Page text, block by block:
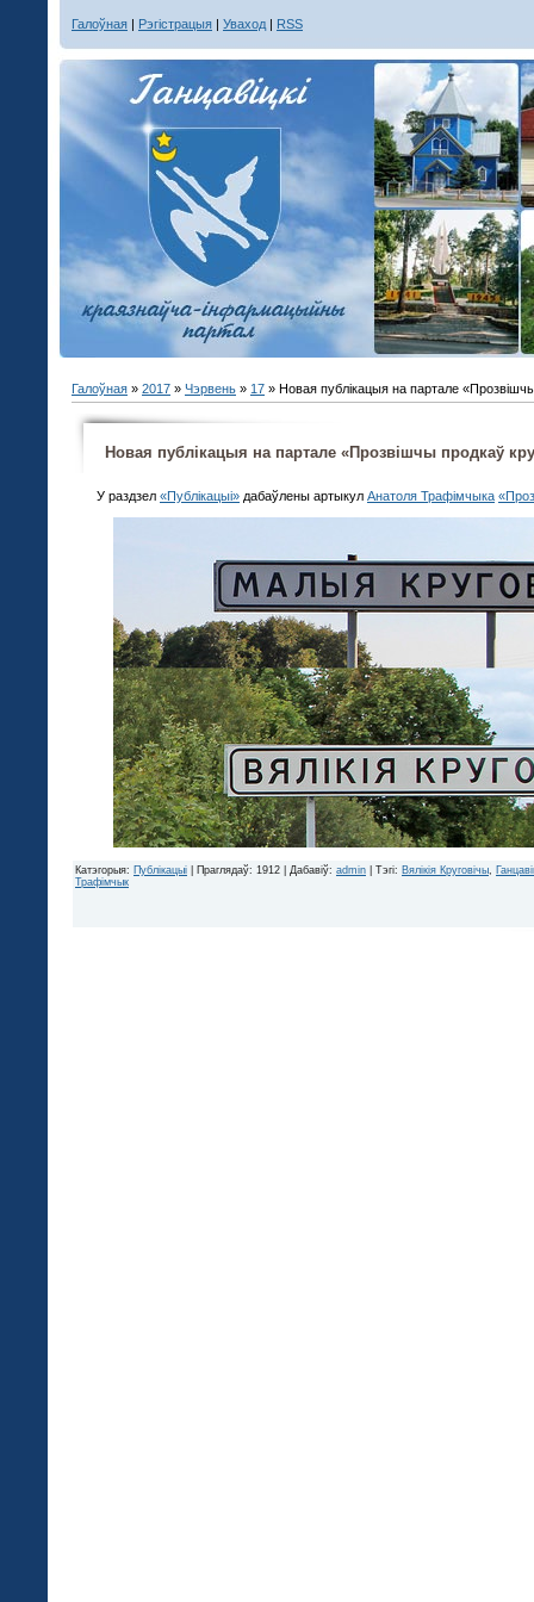
Галоўная | Рэгістрацыя | Уваход | RSS
Галоўная » 2017 » Чэрвень » 17 » Новая публікацыя на партале
Новая публікацыя на партале «Прозвішчы продкаў
У раздзел «Публікацыі» дабаўлены артыкул Анатоля Трафімчыка
Катэгорыя: Публікацыі Праглядаў: 1912 | Дабавіў: admin Тэгі: Вялікія Круговічы
Трафімчык